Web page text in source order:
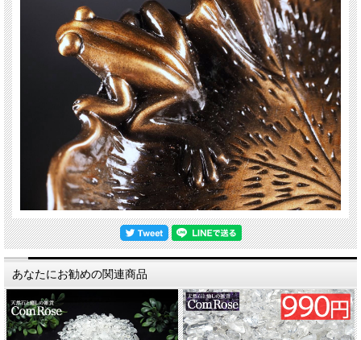
あなたにお勧めの関連商品